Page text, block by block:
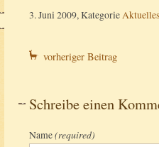
3. Juni 2009, KategorieAktuelles
vorheriger Beitrag
Schreibe einen
Name(required)